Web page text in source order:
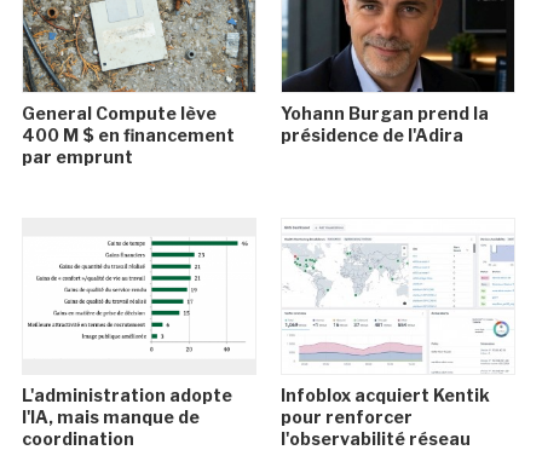
General Compute lève
400 M $ en financement
par emprunt
Yohann Burgan prend la
présidence de l'Adira
L'administration adopte
l'IA, mais manque de
coordination
Infoblox acquiert Kentik
pour renforcer
l'observabilité réseau